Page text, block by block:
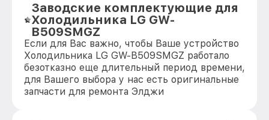
Заводские комплектующие для
Холодильника LG GW-
B509SMGZ
Если для Вас важно, чтобы Ваше устройство
Холодильника LG GW-B509SMGZ работало
безотказно еще длительный период времени,
для Вашего выбора у нас есть оригинальные
запчасти для ремонта Элджи